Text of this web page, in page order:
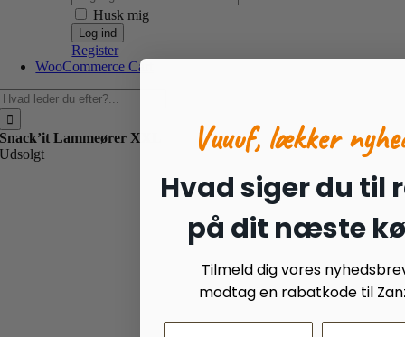
Husk mig
Register
WooCommerce Cart
Snack’it Lammeører XXL
Udsolgt
Vuuuf, lækker
Hvad siger du til
på dit næste
Tilmeld dig vores
modtag en rabatkode til